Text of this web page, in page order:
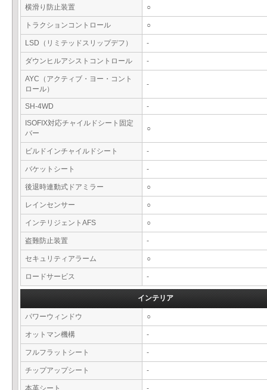
横滑り防止装置 ○
トラクションコントロール ○
LSD（リミテッドスリップデフ） -
ダウンヒルアシストコントロール -
AYC（アクティブ・ヨー・コント
ロール）
-
SH-4WD
-
ISOFIX対応チャイルドシート固定
バー
○
ビルドインチャイルドシート -
バケットシート -
後退時連動式ドアミラー ○
レインセンサー ○
インテリジェントAFS ○
盗難防止装置 -
セキュリティアラーム ○
ロードサービス -
インテリア
パワーウィンドウ ○
オットマン機構 -
フルフラットシート -
チップアップシート -
本革シート -